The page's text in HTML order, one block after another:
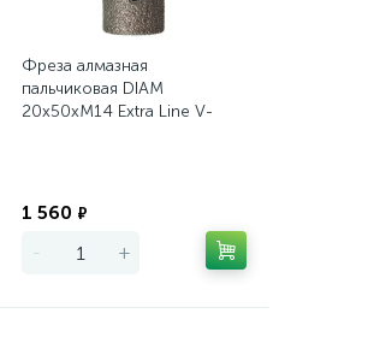
Фреза алмазная
пальчиковая DIAM
20х50хМ14 Extra Line V-
1 560 ₽
- +